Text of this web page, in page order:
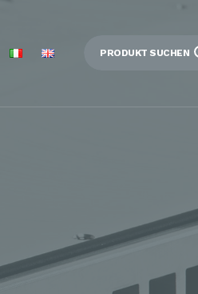
PRODUKT SUCHEN